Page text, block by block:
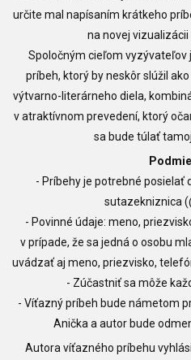
určite mal napísaním krátkeho
na novej vizualizácii
Spoločným cieľom vyzývateľov
príbeh, ktorý by neskôr slúžil
výtvarno-literárneho diela,
v atraktívnom prevedení, ktorý
sa bude túlať
- Príbehy je potrebné posielať
sutazekniznica
- Povinné údaje: meno,
v prípade, že sa jedná o osobu
uvádzať aj meno, priezvisko,
- Zúčastniť sa môže
- Víťazný príbeh bude námetom
Anička a autor bude
Autora víťazného príbehu